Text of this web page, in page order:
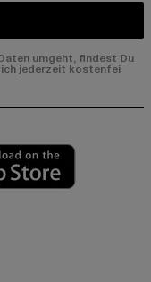
umgeht, findest Du
jederzeit kostenfei